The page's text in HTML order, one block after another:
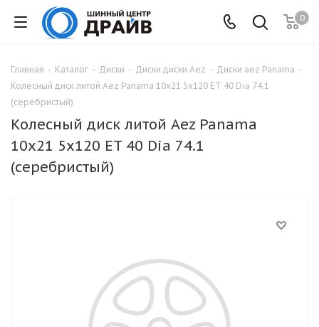
0
Главная - Каталог - Диски - Диски диски Aez - Диски aez Panama -
Колесный диск литой Aez Panama 10x21 5x120 ET 40 Dia 74.1
(серебристый)
Колесный диск литой Aez Panama
10x21 5x120 ET 40 Dia 74.1
(серебристый)